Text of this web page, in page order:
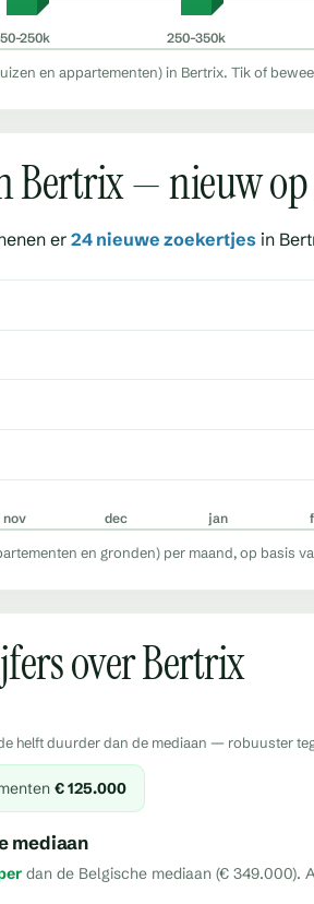
250–350k
en appartementen) in Bertrix. Tik of
Bertrix — nieuw
er 24 nieuwe zoekertjes in
nov dec jan
en gronden) per maand, op basis
over Bertrix
helft duurder dan de mediaan — robuuster
€ 125.000
mediaan
dan de Belgische mediaan (€ 349.000).